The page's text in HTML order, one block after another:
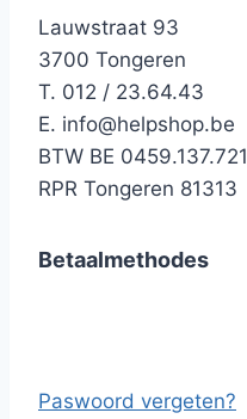
Lauwstraat 93
3700 Tongeren
T. 012 / 23.64.43
E. info@helpshop.be
BTW BE 0459.137.721
RPR Tongeren 81313
Betaalmethodes
Paswoord vergeten?